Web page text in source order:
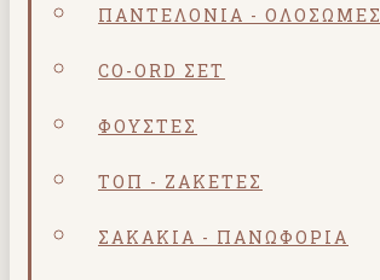
ΠΑΝΤΕΛΌΝΙΑ - ΟΛΌΣΩΜΕΣ
CO-ORD ΣΕΤ
ΦΟΎΣΤΕΣ
ΤΟΠ - ΖΑΚΈΤΕΣ
ΣΑΚΆΚΙΑ - ΠΑΝΩΦΌΡΙΑ